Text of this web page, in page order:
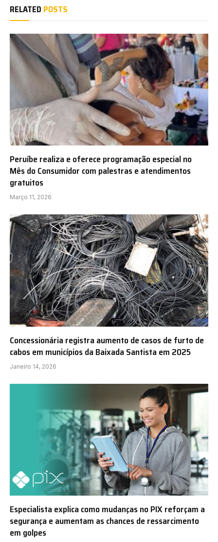
RELATED POSTS
Peruíbe realiza e oferece programação especial no
Mês do Consumidor com palestras e atendimentos
gratuitos
Março 11, 2026
Concessionária registra aumento de casos de furto de
cabos em municípios da Baixada Santista em 2025
Janeiro 14, 2026
Especialista explica como mudanças no PIX reforçam a
segurança e aumentam as chances de ressarcimento
em golpes